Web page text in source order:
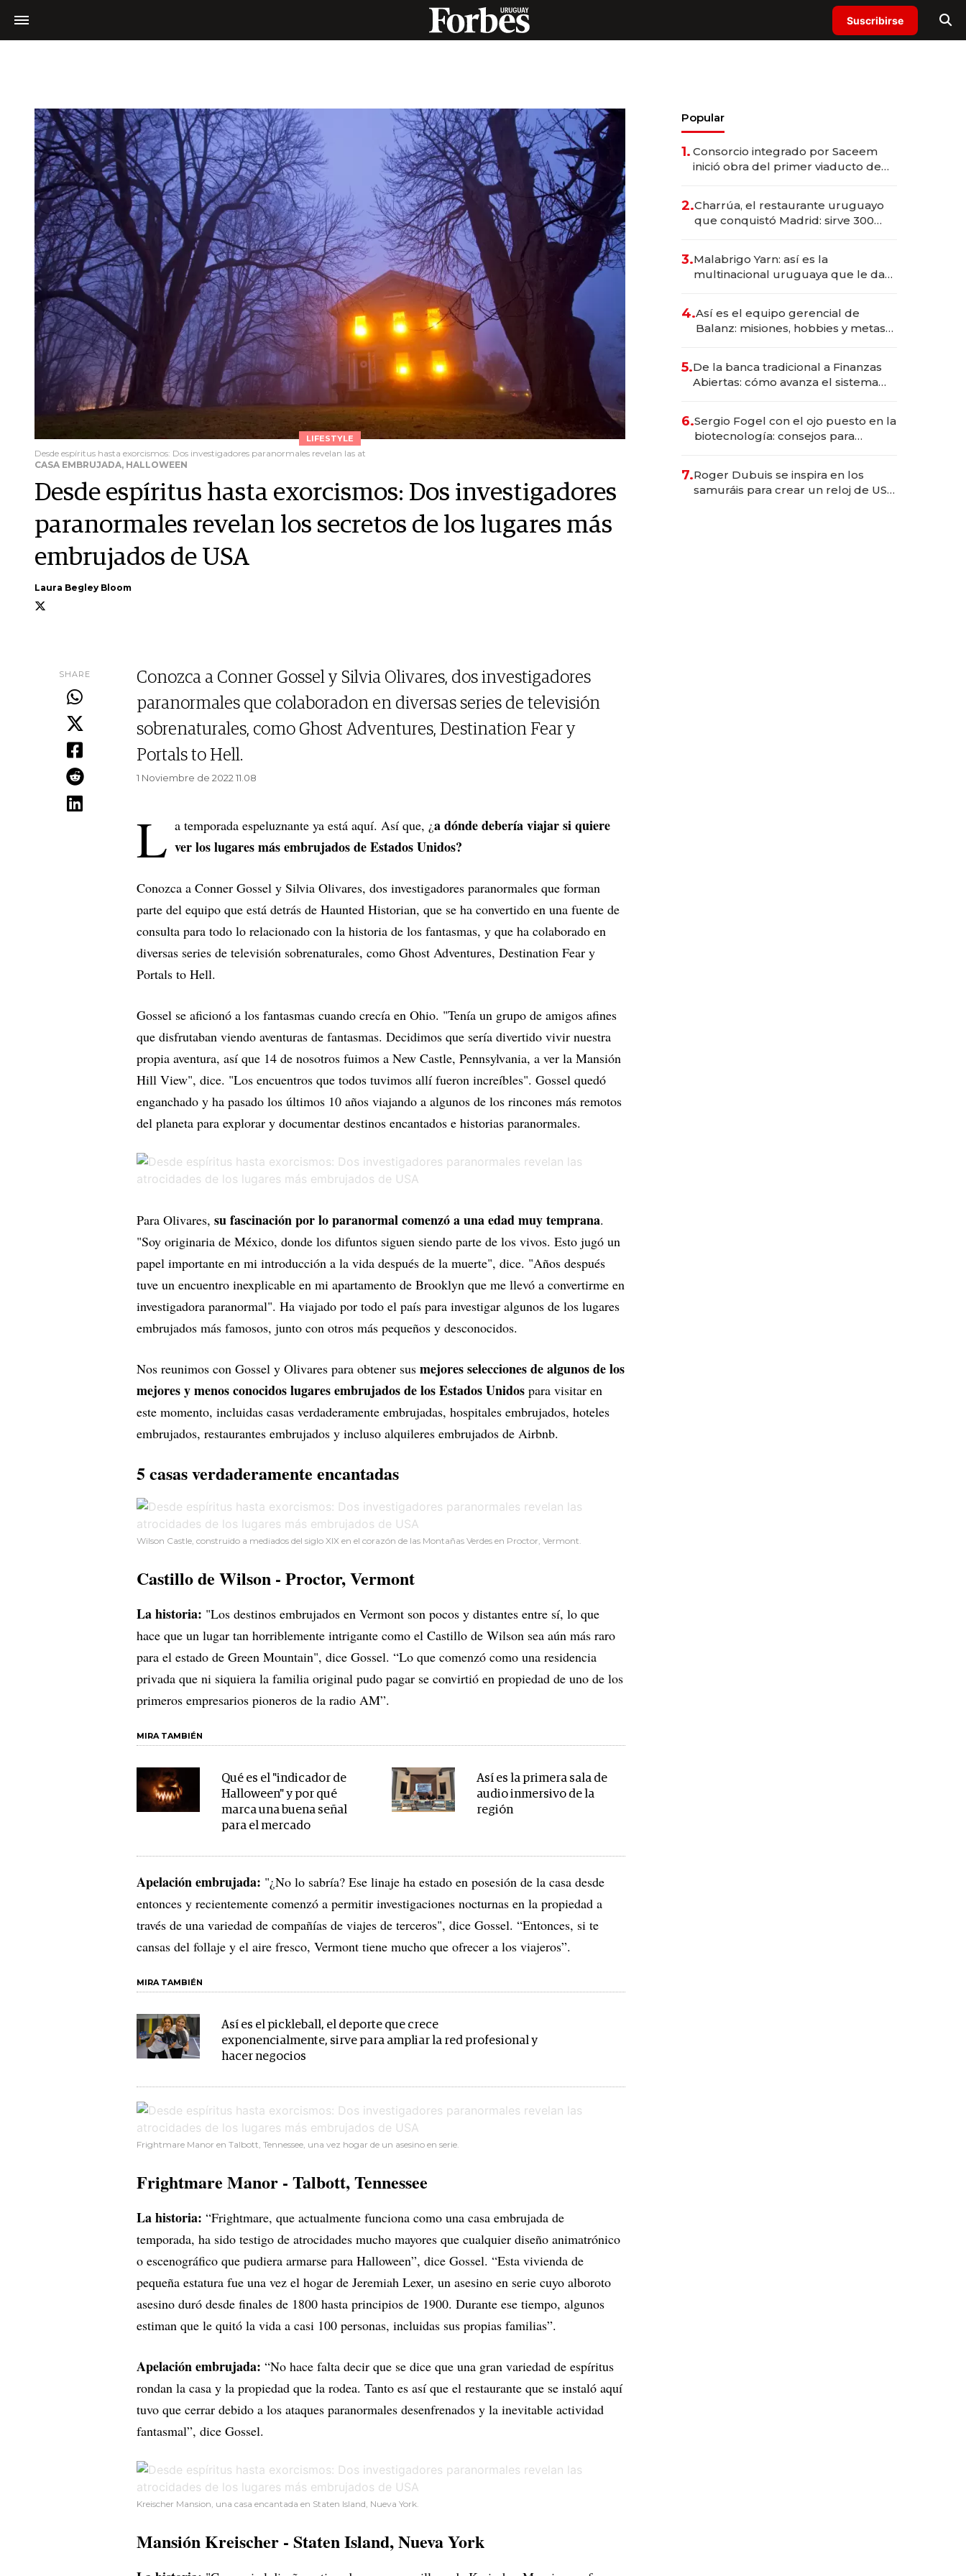
Suscribirse
LIFESTYLE
Desde espíritus hasta exorcismos: Dos investigadores paranormales revelan las at
CASA EMBRUJADA, HALLOWEEN
Desde espíritus hasta exorcismos: Dos investigadores
paranormales revelan los secretos de los lugares más
embrujados de USA
Laura Begley Bloom
SHARE
Conozca a Conner Gossel y Silvia Olivares, dos investigadores
paranormales que colaboradon en diversas series de televisión
sobrenaturales, como Ghost Adventures, Destination Fear y
Portals to Hell.
1 Noviembre de 2022 11.08
L a temporada espeluznante ya está aquí. Así que, ¿a dónde debería viajar si quiere
ver los lugares más embrujados de Estados Unidos?
Conozca a Conner Gossel y Silvia Olivares, dos investigadores paranormales que forman
parte del equipo que está detrás de Haunted Historian, que se ha convertido en una fuente de
consulta para todo lo relacionado con la historia de los fantasmas, y que ha colaborado en
diversas series de televisión sobrenaturales, como Ghost Adventures, Destination Fear y
Portals to Hell.
Gossel se aficionó a los fantasmas cuando crecía en Ohio. "Tenía un grupo de amigos afines
que disfrutaban viendo aventuras de fantasmas. Decidimos que sería divertido vivir nuestra
propia aventura, así que 14 de nosotros fuimos a New Castle, Pennsylvania, a ver la Mansión
Hill View", dice. "Los encuentros que todos tuvimos allí fueron increíbles". Gossel quedó
enganchado y ha pasado los últimos 10 años viajando a algunos de los rincones más remotos
del planeta para explorar y documentar destinos encantados e historias paranormales.
Para Olivares, su fascinación por lo paranormal comenzó a una edad muy temprana.
"Soy originaria de México, donde los difuntos siguen siendo parte de los vivos. Esto jugó un
papel importante en mi introducción a la vida después de la muerte", dice. "Años después
tuve un encuentro inexplicable en mi apartamento de Brooklyn que me llevó a convertirme en
investigadora paranormal". Ha viajado por todo el país para investigar algunos de los lugares
embrujados más famosos, junto con otros más pequeños y desconocidos.
Nos reunimos con Gossel y Olivares para obtener sus mejores selecciones de algunos de los
mejores y menos conocidos lugares embrujados de los Estados Unidos para visitar en
este momento, incluidas casas verdaderamente embrujadas, hospitales embrujados, hoteles
embrujados, restaurantes embrujados y incluso alquileres embrujados de Airbnb.
5 casas verdaderamente encantadas
Wilson Castle, construido a mediados del siglo XIX en el corazón de las Montañas Verdes en Proctor, Vermont.
Castillo de Wilson - Proctor, Vermont
La historia: "Los destinos embrujados en Vermont son pocos y distantes entre sí, lo que
hace que un lugar tan horriblemente intrigante como el Castillo de Wilson sea aún más raro
para el estado de Green Mountain", dice Gossel. “Lo que comenzó como una residencia
privada que ni siquiera la familia original pudo pagar se convirtió en propiedad de uno de los
primeros empresarios pioneros de la radio AM”.
MIRA TAMBIÉN
Qué es el "indicador de
Halloween" y por qué
marca una buena señal
para el mercado
Así es la primera sala de
audio inmersivo de la
región
Apelación embrujada: "¿No lo sabría? Ese linaje ha estado en posesión de la casa desde
entonces y recientemente comenzó a permitir investigaciones nocturnas en la propiedad a
través de una variedad de compañías de viajes de terceros", dice Gossel. “Entonces, si te
cansas del follaje y el aire fresco, Vermont tiene mucho que ofrecer a los viajeros”.
MIRA TAMBIÉN
Así es el pickleball, el deporte que crece
exponencialmente, sirve para ampliar la red profesional y
hacer negocios
Frightmare Manor en Talbott, Tennessee, una vez hogar de un asesino en serie.
Frightmare Manor - Talbott, Tennessee
La historia: “Frightmare, que actualmente funciona como una casa embrujada de
temporada, ha sido testigo de atrocidades mucho mayores que cualquier diseño animatrónico
o escenográfico que pudiera armarse para Halloween”, dice Gossel. “Esta vivienda de
pequeña estatura fue una vez el hogar de Jeremiah Lexer, un asesino en serie cuyo alboroto
asesino duró desde finales de 1800 hasta principios de 1900. Durante ese tiempo, algunos
estiman que le quitó la vida a casi 100 personas, incluidas sus propias familias”.
Apelación embrujada: “No hace falta decir que se dice que una gran variedad de espíritus
rondan la casa y la propiedad que la rodea. Tanto es así que el restaurante que se instaló aquí
tuvo que cerrar debido a los ataques paranormales desenfrenados y la inevitable actividad
fantasmal”, dice Gossel.
Kreischer Mansion, una casa encantada en Staten Island, Nueva York.
Mansión Kreischer - Staten Island, Nueva York
Popular
1. Consorcio integrado por Saceem
inició obra del primer viaducto de
millones
2.Charrúa, el restaurante uruguayo
que conquistó Madrid: sirve 300
prepara apertura
3.Malabrigo Yarn: así es la
multinacional uruguaya que le da
4.Así es el equipo gerencial de
Balanz: misiones, hobbies y metas
5.De la banca tradicional a Finanzas
Abiertas: cómo avanza el sistema
6.Sergio Fogel con el ojo puesto en la
biotecnología: consejos para
7.Roger Dubuis se inspira en los
samuráis para crear un reloj de US$